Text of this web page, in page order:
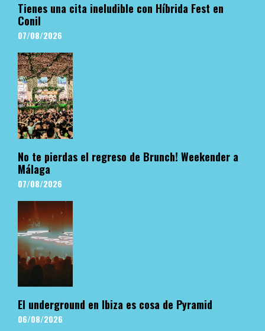
Tienes una cita ineludible con Híbrida Fest en
Conil
07/08/2026
No te pierdas el regreso de Brunch! Weekender a
Málaga
07/08/2026
El underground en Ibiza es cosa de Pyramid
06/08/2026